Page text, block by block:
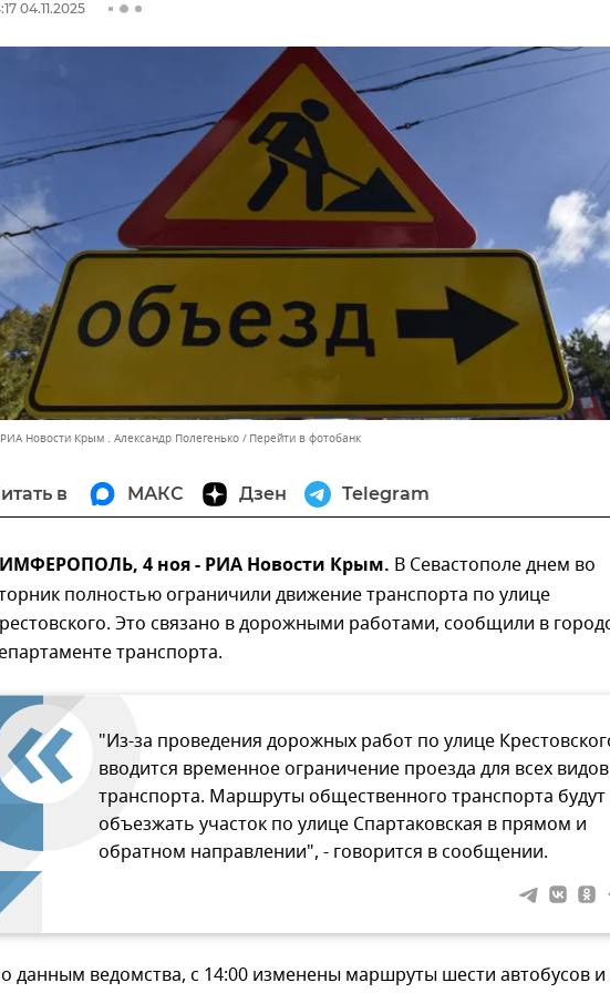
04.11.2025
Новости Крым . Александр Полегенько Перейти в фотобанк
в МАКС Дзен Telegram
4 ноя - РИА Новости Крым. В Севастополе днем во
полностью ограничили движение транспорта по улице
Это связано в дорожными работами, сообщили в
транспорта.
"Из-за проведения дорожных работ по улице
вводится временное ограничение проезда для всех видов
транспорта. Маршруты общественного транспорта будут
объезжать участок по улице Спартаковская в прямом и
обратном направлении", - говорится в сообщении.
данным ведомства, с 14:00 изменены маршруты шести автобусов и